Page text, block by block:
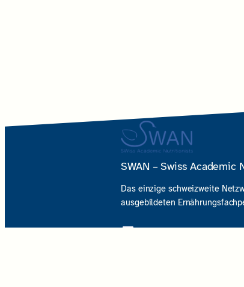
SWAN – Swiss Academic
Das einzige schweizweite
ausgebildeten
LinkedIn